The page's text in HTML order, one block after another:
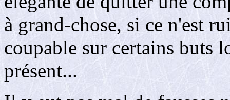
à grand-chose, si ce n'est
coupable sur certains buts
présent...